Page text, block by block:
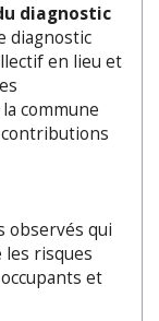
diagnostic
diagnostic
en lieu et
commune
observés qui
risques
et